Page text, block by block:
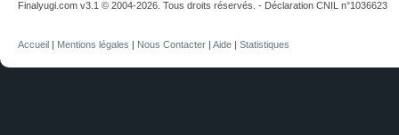
Finalyugi.com v3.1 © 2004-2026. Tous droits réservés. - Déclaration CNIL n°1036623
Accueil | Mentions légales | Nous Contacter | Aide | Statistiques